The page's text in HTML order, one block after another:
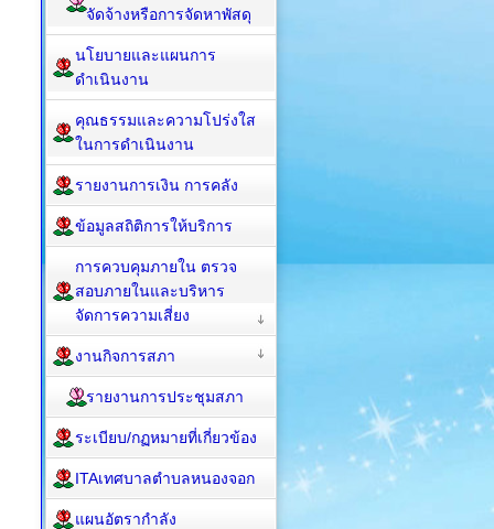
จัดจ้างหรือการจัดหาพัสดุ
นโยบายและแผนการ
ดำเนินงาน
คุณธรรมและความโปร่งใส
ในการดำเนินงาน
รายงานการเงิน การคลัง
ข้อมูลสถิติการให้บริการ
การควบคุมภายใน ตรวจ
สอบภายในและบริหาร
จัดการความเสี่ยง
งานกิจการสภา
รายงานการประชุมสภา
ระเบียบ/กฏหมายที่เกี่ยวข้อง
ITAเทศบาลตำบลหนองจอก
แผนอัตรากำลัง